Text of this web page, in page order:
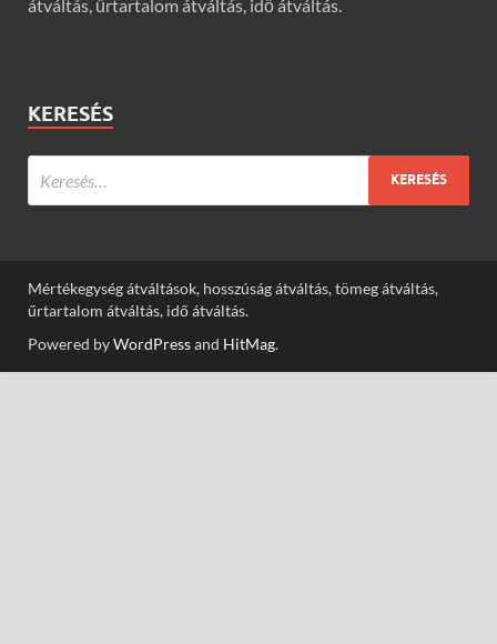
átváltás, űrtartalom átváltás, idő átváltás.
KERESÉS
Mértékegység átváltások, hosszúság átváltás, tömeg átváltás,
űrtartalom átváltás, idő átváltás.
Powered byWordPressand HitMag.